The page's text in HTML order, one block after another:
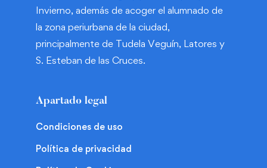
Invierno, además de acoger el alumnado de
la zona periurbana de la ciudad,
principalmente de Tudela Veguín, Latores y
S. Esteban de las Cruces.
Apartado legal
Condiciones de uso
Política de privacidad